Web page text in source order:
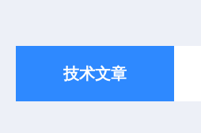
技术文章